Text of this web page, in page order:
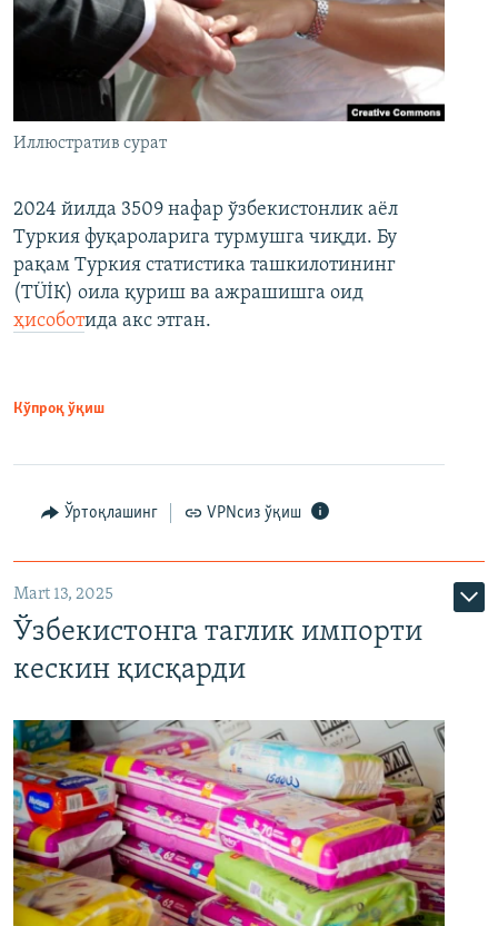
Иллюстратив сурат
2024 йилда 3509 нафар ўзбекистонлик аёл
Туркия фуқароларига турмушга чиқди. Бу
рақам Туркия статистика ташкилотининг
(ТÜİК) оила қуриш ва ажрашишга оид
ҳисоботида акс этган.
Кўпроқ ўқиш
Ўртоқлашинг VPNсиз ўқиш
Mart 13, 2025
Ўзбекистонга таглик импорти
кескин қисқарди